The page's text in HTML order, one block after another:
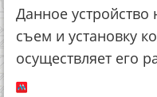
Данное устройство
съем и установку
осуществляет его